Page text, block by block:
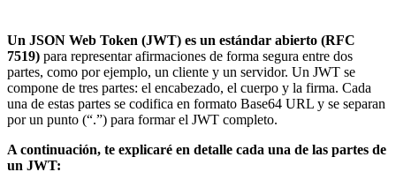
Un JSON Web Token (JWT) es un estándar abierto (RFC
7519) para representar afirmaciones de forma segura entre dos
partes, como por ejemplo, un cliente y un servidor. Un JWT se
compone de tres partes: el encabezado, el cuerpo y la firma. Cada
una de estas partes se codifica en formato Base64 URL y se separan
por un punto (“.”) para formar el JWT completo.
A continuación, te explicaré en detalle cada una de las partes de
un JWT: